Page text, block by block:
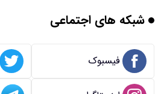
شبکه های اجتماعی
فیسبوک